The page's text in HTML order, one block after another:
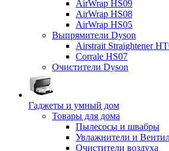
AirWrap HS09
AirWrap HS08
AirWrap HS05
Выпрямители Dyson
Airstrait Straightener
Corrale HS07
Очистители Dyson
Гаджеты и умный дом
Товары для дома
Пылесосы и швабры
Увлажнители и
Очистители воздуха